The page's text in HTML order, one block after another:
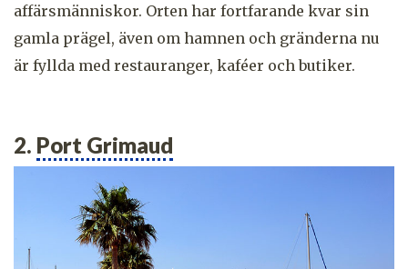
affärsmänniskor. Orten har fortfarande kvar sin
gamla prägel, även om hamnen och gränderna nu
är fyllda med restauranger, kaféer och butiker.
2. Port Grimaud